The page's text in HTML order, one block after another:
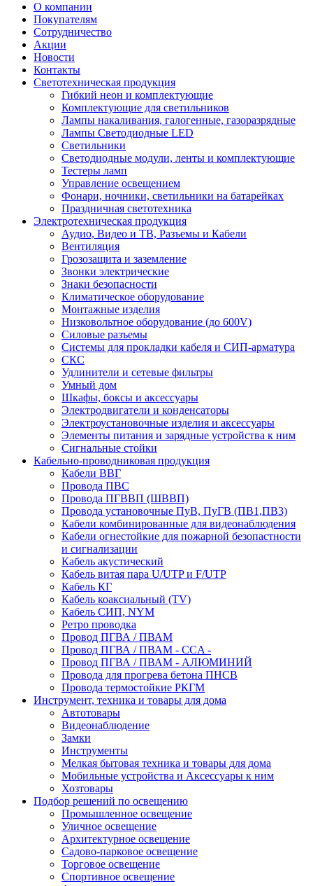
О компании
Покупателям
Сотрудничество
Акции
Новости
Контакты
Светотехническая продукция
Гибкий неон и комплектующие
Комплектующие для светильников
Лампы накаливания, галогенные, газоразрядные
Лампы Светодиодные LED
Светильники
Светодиодные модули, ленты и комплектующие
Тестеры ламп
Управление освещением
Фонари, ночники, светильники на батарейках
Праздничная светотехника
Электротехническая продукция
Аудио, Видео и ТВ, Разъемы и Кабели
Вентиляция
Грозозащита и заземление
Звонки электрические
Знаки безопасности
Климатическое оборудование
Монтажные изделия
Низковольтное оборудование (до 600V)
Силовые разъемы
Системы для прокладки кабеля и СИП-арматура
СКС
Удлинители и сетевые фильтры
Умный дом
Шкафы, боксы и аксессуары
Электродвигатели и конденсаторы
Электроустановочные изделия и аксессуары
Элементы питания и зарядные устройства к ним
Сигнальные стойки
Кабельно-проводниковая продукция
Кабели ВВГ
Провода ПВС
Провода ПГВВП (ШВВП)
Провода установочные ПуВ, ПуГВ (ПВ1,ПВ3)
Кабели комбинированные для видеонаблюдения
Кабели огнестойкие для пожарной безопастности
и сигнализации
Кабель акустический
Кабель витая пара U/UTP и F/UTP
Кабель КГ
Кабель коаксиальный (TV)
Кабель СИП, NYM
Ретро проводка
Провод ПГВА / ПВАМ
Провод ПГВА / ПВАМ - CCA -
Провод ПГВА / ПВАМ - АЛЮМИНИЙ
Провода для прогрева бетона ПНСВ
Провода термостойкие РКГМ
Инструмент, техника и товары для дома
Автотовары
Видеонаблюдение
Замки
Инструменты
Мелкая бытовая техника и товары для дома
Мобильные устройства и Аксессуары к ним
Хозтовары
Подбор решений по освещению
Промышленное освещение
Уличное освещение
Архитектурное освещение
Садово-парковое освещение
Торговое освещение
Спортивное освещение